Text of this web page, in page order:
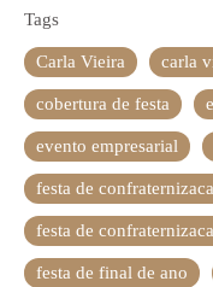
Tags
Carla Vieira carla
cobertura de festa
evento empresarial
festa de
festa de
festa de final de ano